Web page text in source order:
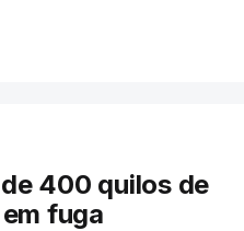
400 quilos de
fuga